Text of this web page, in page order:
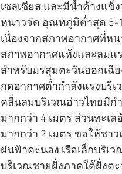
เซลเซียส และมีน้ำค้างแข็
หนาวจัด อุณหภูมิต่ำสุด 5-
เนื่องจากสภาพอากาศที่ห
สภาพอากาศแห้งและลมแ
สำหรับมรสุมตะวันออกเฉี
กดอากาศต่ำกำลังแรงบริ
คลื่นลมบริเวณอ่าวไทยมีก
มากกว่า 4 เมตร ส่วนทะ
มากกว่า 2 เมตร ขอให้ชา
ฝนฟ้าคะนอง เรือเล็กบริเ
บริเวณชายฝั่งภาคใต้ฝั่งต